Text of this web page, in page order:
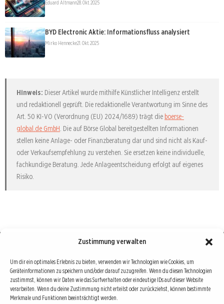
Zustimmung verwalten
Um dir ein optimales Erlebnis zu bieten, verwenden wir Technologien wie Cookies, um
Geräteinformationen zu speichern und/oder darauf zuzugreifen. Wenn du diesen Technologien
zustimmst, können wir Daten wie das Surfverhalten oder eindeutige IDs auf dieser Website
verarbeiten. Wenn du deine Zustimmung nicht erteilst oder zurückziehst, können bestimmte
Merkmale und Funktionen beeinträchtigt werden.
Eduard Altmann28. Okt. 2025
BYD Electronic Aktie: Informationsfluss analysiert
Mirko Hennecke21. Okt. 2025
Hinweis: Dieser Artikel wurde mithilfe Künstlicher Intelligenz erstellt
und redaktionell geprüft. Die redaktionelle Verantwortung im Sinne des
Art. 50 KI-VO (Verordnung (EU) 2024/1689) trägt die boerse-
global.de GmbH. Die auf Börse Global bereitgestellten Informationen
stellen keine Anlage- oder Finanzberatung dar und sind nicht als Kauf-
oder Verkaufsempfehlung zu verstehen. Sie ersetzen keine individuelle,
fachkundige Beratung. Jede Anlageentscheidung erfolgt auf eigenes
Risiko.
Börse : lokal, international, global
Erfolgreiche Börsengeschäfte bedingen vor allem drei Dinge: Verlässliche Informationen,
richtige Interpretationen und unabhängige Informationsquellen. Diese drei Bausteine sind
auch die redaktionelle Leitlinie von Börse Global.